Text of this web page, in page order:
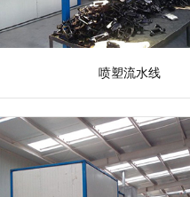
喷塑流水线